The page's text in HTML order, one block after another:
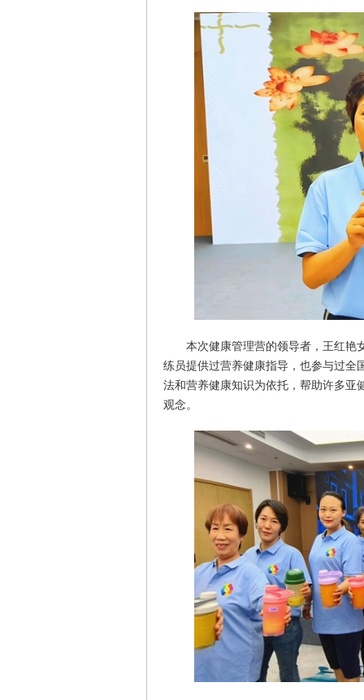
本次健康管理营的领导者，王红艳
练员提供过营养健康指导，也参与过全
法和营养健康知识为依托，帮助许多亚
观念。